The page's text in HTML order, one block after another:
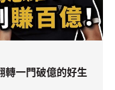
轉一門破億的好生